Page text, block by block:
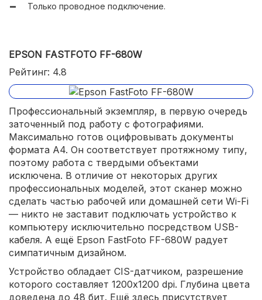
Только проводное подключение.
EPSON FASTFOTO FF-680W
Рейтинг: 4.8
Профессиональный экземпляр, в первую очередь
заточенный под работу с фотографиями.
Максимально готов оцифровывать документы
формата A4. Он соответствует протяжному типу,
поэтому работа с твердыми объектами
исключена. В отличие от некоторых других
профессиональных моделей, этот сканер можно
сделать частью рабочей или домашней сети Wi-Fi
— никто не заставит подключать устройство к
компьютеру исключительно посредством USB-
кабеля. А ещё Epson FastFoto FF-680W радует
симпатичным дизайном.
Устройство обладает CIS-датчиком, разрешение
которого составляет 1200x1200 dpi. Глубина цвета
доведена до 48 бит. Ещё здесь присутствует